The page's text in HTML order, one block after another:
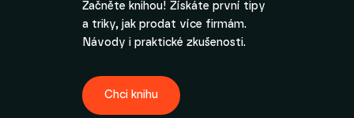
Začněte knihou! Získáte první tipy
a triky, jak prodat více firmám.
Návody i praktické zkušenosti.
Chci knihu